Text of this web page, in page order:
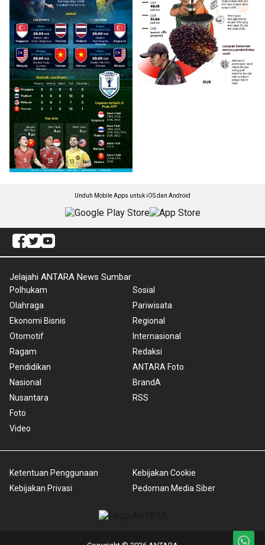
Unduh Mobile Apps untuk iOS dan Android
Jelajahi ANTARA News Sumbar
Polhukam
Olahraga
Ekonomi Bisnis
Otomotif
Ragam
Pendidikan
Nasional
Nusantara
Foto
Video
Sosial
Pariwisata
Regional
Internasional
Redaksi
ANTARA Foto
BrandA
RSS
Ketentuan Penggunaan
Kebijakan Privasi
Kebijakan Cookie
Pedoman Media Siber